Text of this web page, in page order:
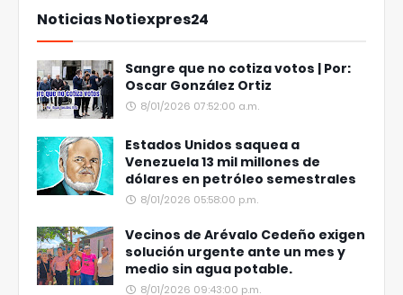
Noticias Notiexpres24
Sangre que no cotiza votos | Por:
Oscar González Ortiz
8/01/2026 07:52:00 a.m.
Estados Unidos saquea a
Venezuela 13 mil millones de
dólares en petróleo semestrales
8/01/2026 05:58:00 p.m.
Vecinos de Arévalo Cedeño exigen
solución urgente ante un mes y
medio sin agua potable.
8/01/2026 09:43:00 p.m.